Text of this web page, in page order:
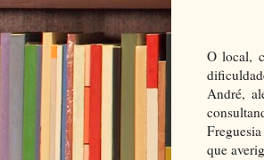
O local,
André,
que